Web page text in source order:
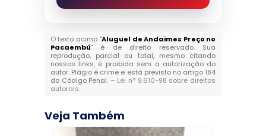
O texto acima "Aluguel de Andaimes Preço no
Pacaembú" é de direito reservado. Sua
reprodução, parcial ou total, mesmo citando
nossos links, é proibida sem a autorização do
autor. Plágio é crime e está previsto no artigo 184
do Código Penal. – Lei n° 9.610-98 sobre direitos
autorais.
Veja Também